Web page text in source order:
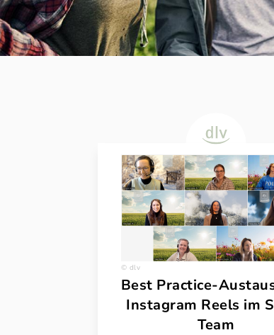
dlv
Best Practice-
Instagram Reels im
Team